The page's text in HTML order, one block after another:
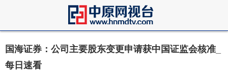
国海证券：公司主要股东变更申请获中国证监会核准_
每日速看